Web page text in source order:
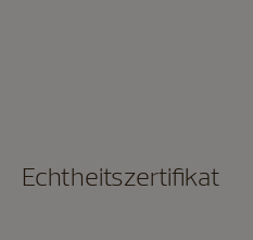
Echtheitszertifikat